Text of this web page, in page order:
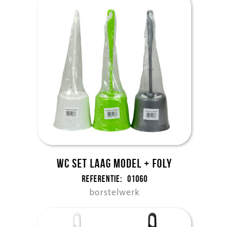
WC set laag model + foly
Referentie: 01060
borstelwerk